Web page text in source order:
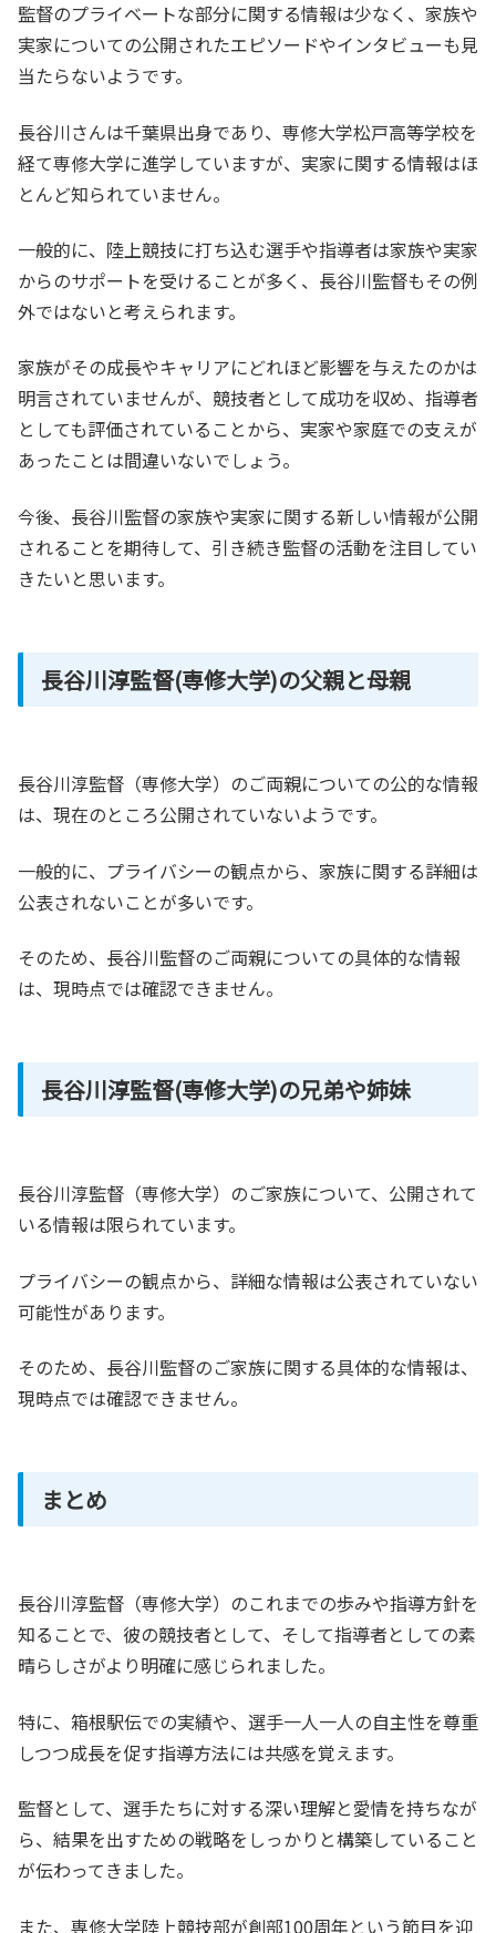
監督のプライベートな部分に関する情報は少なく、家族や
実家についての公開されたエピソードやインタビューも見
当たらないようです。
長谷川さんは千葉県出身であり、専修大学松戸高等学校を
経て専修大学に進学していますが、実家に関する情報はほ
とんど知られていません。
一般的に、陸上競技に打ち込む選手や指導者は家族や実家
からのサポートを受けることが多く、長谷川監督もその例
外ではないと考えられます。
家族がその成長やキャリアにどれほど影響を与えたのかは
明言されていませんが、競技者として成功を収め、指導者
としても評価されていることから、実家や家庭での支えが
あったことは間違いないでしょう。
今後、長谷川監督の家族や実家に関する新しい情報が公開
されることを期待して、引き続き監督の活動を注目してい
きたいと思います。
長谷川淳監督(専修大学)の父親と母親
長谷川淳監督（専修大学）のご両親についての公的な情報
は、現在のところ公開されていないようです。
一般的に、プライバシーの観点から、家族に関する詳細は
公表されないことが多いです。
そのため、長谷川監督のご両親についての具体的な情報
は、現時点では確認できません。
長谷川淳監督(専修大学)の兄弟や姉妹
長谷川淳監督（専修大学）のご家族について、公開されて
いる情報は限られています。
プライバシーの観点から、詳細な情報は公表されていない
可能性があります。
そのため、長谷川監督のご家族に関する具体的な情報は、
現時点では確認できません。
まとめ
長谷川淳監督（専修大学）のこれまでの歩みや指導方針を
知ることで、彼の競技者として、そして指導者としての素
晴らしさがより明確に感じられました。
特に、箱根駅伝での実績や、選手一人一人の自主性を尊重
しつつ成長を促す指導方法には共感を覚えます。
監督として、選手たちに対する深い理解と愛情を持ちなが
ら、結果を出すための戦略をしっかりと構築していること
が伝わってきました。
また、専修大学陸上競技部が創部100周年という節目を迎